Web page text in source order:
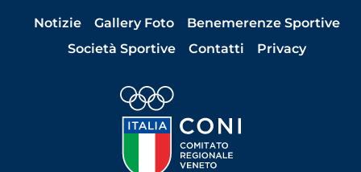
Notizie Gallery Foto
Benemerenze Sportive
Società Sportive
Contatti Privacy